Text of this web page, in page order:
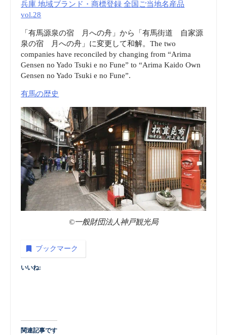
兵庫 地域ブランド・商標登録 全国ご当地名産品
vol.28
「有馬源泉の宿 月への舟」から「有馬街道 自家源
泉の宿 月への舟」に変更して和解。The two
companies have reconciled by changing from “Arima
Gensen no Yado Tsuki e no Fune” to “Arima Kaido Own
Gensen no Yado Tsuki e no Fune”.
有馬の歴史
©一般財団法人神戸観光局
ブックマーク
いいね:
関連記事です